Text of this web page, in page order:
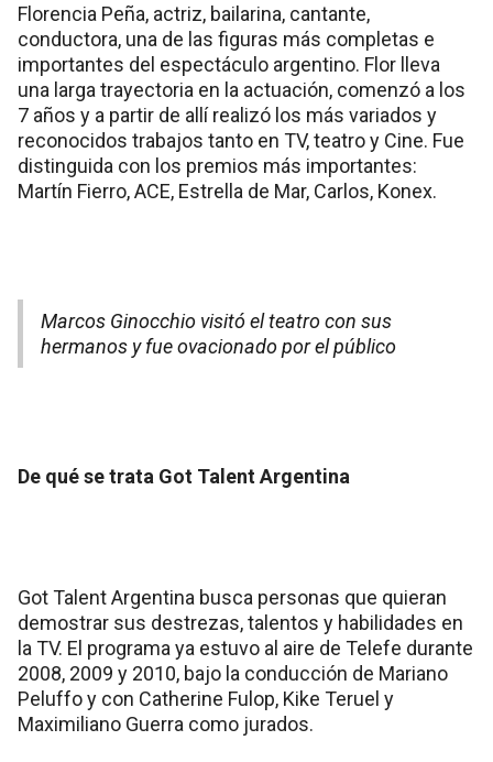
Florencia Peña, actriz, bailarina, cantante,
conductora, una de las figuras más completas e
importantes del espectáculo argentino. Flor lleva
una larga trayectoria en la actuación, comenzó a los
7 años y a partir de allí realizó los más variados y
reconocidos trabajos tanto en TV, teatro y Cine. Fue
distinguida con los premios más importantes:
Martín Fierro, ACE, Estrella de Mar, Carlos, Konex.
Marcos Ginocchio visitó el teatro con sus
hermanos y fue ovacionado por el público
De qué se trata Got Talent Argentina
Got Talent Argentina busca personas que quieran
demostrar sus destrezas, talentos y habilidades en
la TV. El programa ya estuvo al aire de Telefe durante
2008, 2009 y 2010, bajo la conducción de Mariano
Peluffo y con Catherine Fulop, Kike Teruel y
Maximiliano Guerra como jurados.